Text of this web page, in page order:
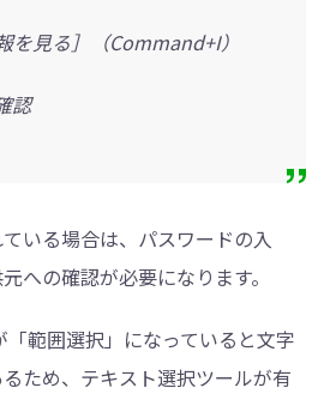
を見る］（Command+I）
認
いる場合は、パスワードの入
への確認が必要になります。
範囲選択」になっていると文字
ため、テキスト選択ツールが有